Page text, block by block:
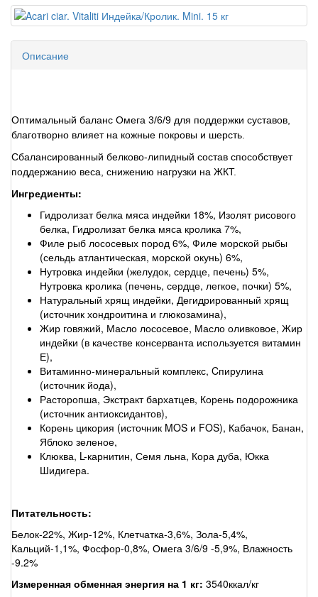
Описание
Оптимальный баланс Омега 3/6/9 для поддержки суставов,
благотворно влияет на кожные покровы и шерсть.
Сбалансированный белково-липидный состав способствует
поддержанию веса, снижению нагрузки на ЖКТ.
Ингредиенты:
Гидролизат белка мяса индейки 18%, Изолят рисового
белка, Гидролизат белка мяса кролика 7%,
Филе рыб лососевых пород 6%, Филе морской рыбы
(сельдь атлантическая, морской окунь) 6%,
Нутровка индейки (желудок, сердце, печень) 5%,
Нутровка кролика (печень, сердце, легкое, почки) 5%,
Натуральный хрящ индейки, Дегидрированный хрящ
(источник хондроитина и глюкозамина),
Жир говяжий, Масло лососевое, Масло оливковое, Жир
индейки (в качестве консерванта используется витамин
Е),
Витаминно-минеральный комплекс, Cпирулина
(источник йода),
Расторопша, Экстракт бархатцев, Корень подорожника
(источник антиоксидантов),
Корень цикория (источник MOS и FOS), Кабачок, Банан,
Яблоко зеленое,
Клюква, L-карнитин, Семя льна, Кора дуба, Юкка
Шидигера.
Питательность:
Белок-22%, Жир-12%, Клетчатка-3,6%, Зола-5,4%,
Кальций-1,1%, Фосфор-0,8%, Омега 3/6/9 -5,9%, Влажность
-9.2%
Измеренная обменная энергия на 1 кг: 3540ккал/кг